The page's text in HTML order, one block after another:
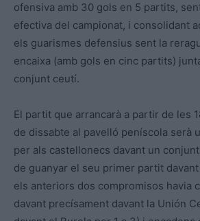
ofensiva amb 30 gols en 5 partits,
efectiva del campionat, i consolidant
els guarismes defensius sent la
encaixa (amb gols en cinc partits)
conjunt ceutí.
El partit que arrancarà a partir de les
de dissabte al pavelló peníscola serà
per als castellonecs davant un
de guanyar el seu primer partit
els anteriors dos compromisos havia
davant precísament davant la Unión